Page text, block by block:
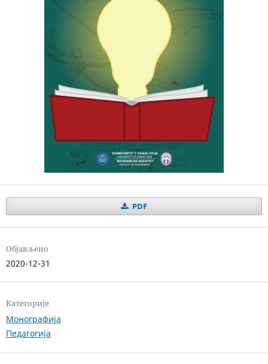
PDF
Објављено
2020-12-31
Категорије
Монографија
Педагогија